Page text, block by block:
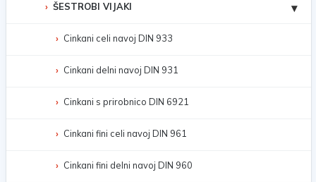
ŠESTROBI VIJAKI ▾
Cinkani celi navoj DIN 933
Cinkani delni navoj DIN 931
Cinkani s prirobnico DIN 6921
Cinkani fini celi navoj DIN 961
Cinkani fini delni navoj DIN 960